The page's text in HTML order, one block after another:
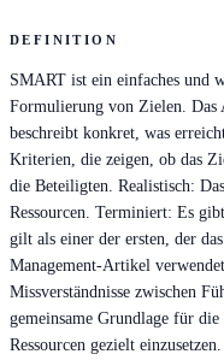
DEFINITION
SMART ist ein einfaches und
Formulierung von Zielen.
beschreibt konkret, was
Kriterien, die zeigen, ob das
die Beteiligten. Realistisch:
Ressourcen. Terminiert: Es
gilt als einer der ersten, der
Management-Artikel
Missverständnisse zwischen
gemeinsame Grundlage für
Ressourcen gezielt